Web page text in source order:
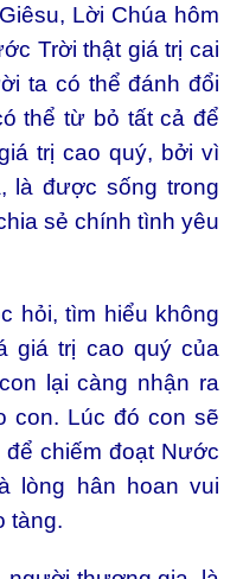
Lời Chúa hôm
Trời thật giá trị cai
ta có thể đánh đổi
thể từ bỏ tất cả để
trị cao quý, bởi vì
là được sống trong
sẻ chính tình yêu
tìm hiểu không
giá trị cao quý của
lại càng nhận ra
con. Lúc đó con sẽ
chiếm đoạt Nước
lòng hân hoan vui
tàng.